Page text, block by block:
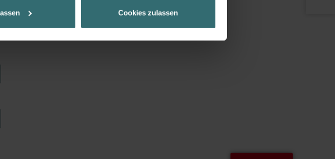
zu ermöglichen und Ihnen maßgeschneiderte Informationen
können Sie selbstverständlich über einen Link in der
Cookies zulassen